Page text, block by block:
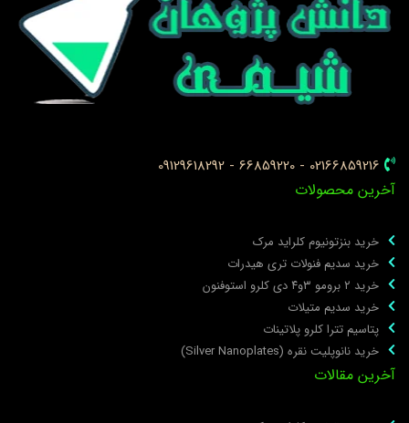
02166859216 - 66859220 - 09129618292
محصولات
خرید بنزتونیوم کلراید مرک
خرید سدیم فنولات تری هیدرات
خرید ۲ برومو ۳و۴ دی‌ کلرو استوفنون
خرید سدیم متیلات
پتاسیم تترا کلرو پلاتینات
خرید نانوپلیت نقره (Silver Nanoplates)
مقالات